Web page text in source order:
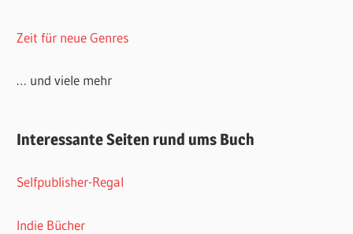
Zeit für neue Genres
… und viele mehr
Interessante Seiten rund ums Buch
Selfpublisher-Regal
Indie Bücher